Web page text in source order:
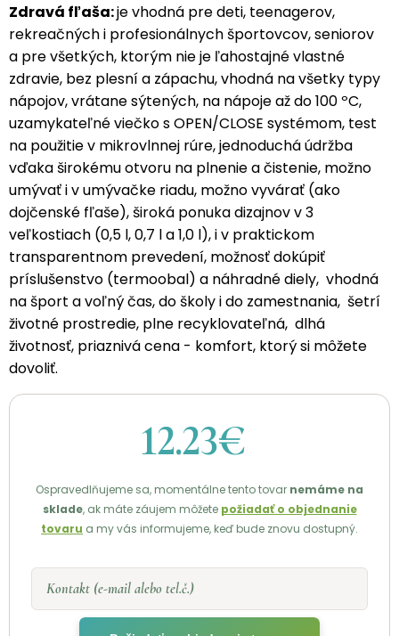
Zdravá fľaša:je vhodná pre deti, teenagerov,
rekreačných i profesionálnych športovcov, seniorov
a pre všetkých, ktorým nie je ľahostajné vlastné
zdravie, bez plesní a zápachu, vhodná na všetky typy
nápojov, vrátane sýtených, na nápoje až do 100 ºC,
uzamykateľné viečko s OPEN/CLOSE systémom, test
na použitie v mikrovlnnej rúre, jednoduchá údržba
vďaka širokému otvoru na plnenie a čistenie, možno
umývať i v umývačke riadu, možno vyvárať (ako
dojčenské fľaše), široká ponuka dizajnov v 3
veľkostiach (0,5 l, 0,7 l a 1,0 l), i v praktickom
transparentnom prevedení, možnosť dokúpiť
príslušenstvo (termoobal) a náhradné diely, vhodná
na šport a voľný čas, do školy i do zamestnania, šetrí
životné prostredie, plne recyklovateľná, dlhá
životnosť, priaznivá cena - komfort, ktorý si môžete
dovoliť.
12.23€
Ospravedlňujeme sa, momentálne tento tovar nemáme na
sklade, ak máte záujem môžete požiadať o objednanie
tovaru a my vás informujeme, keď bude znovu dostupný.
Kontakt (e-mail alebo tel.č.)